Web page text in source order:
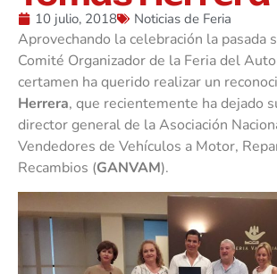
10 julio, 2018 Noticias de Feria
Aprovechando la celebración la pasada
Comité Organizador de la Feria del
certamen ha querido realizar un
Herrera, que recientemente ha dejado
director general de la Asociación
Vendedores de Vehículos a Motor,
Recambios (GANVAM).